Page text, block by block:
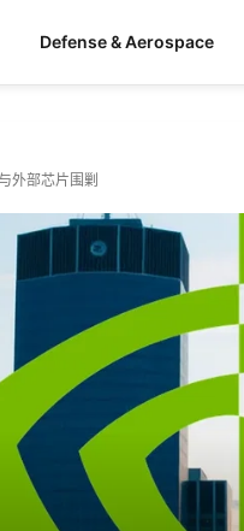
Defense & Aerospace
外部芯片围剿